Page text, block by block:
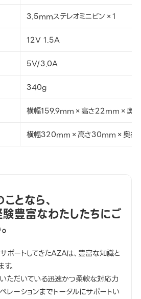
3.5mmステレオミニピン×1
12V 1.5A
5V/3.0A
340g
横幅159.9mm×高さ22mm×奥
横幅320mm×高さ30mm×奥行
となら、
豊富なわたしたちにご
ポートしてきたAZAは、豊富な知識と
。
ただいている迅速かつ柔軟な対応力
レーションまでトータルにサポートい